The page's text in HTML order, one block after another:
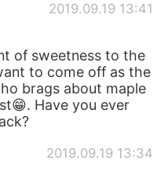
2019.09.19 13:41
of sweetness to the
to come off as the
brags about maple
Have you ever
2019.09.19 13:34